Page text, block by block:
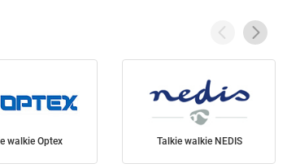
walkie Optex Talkie walkie NEDIS